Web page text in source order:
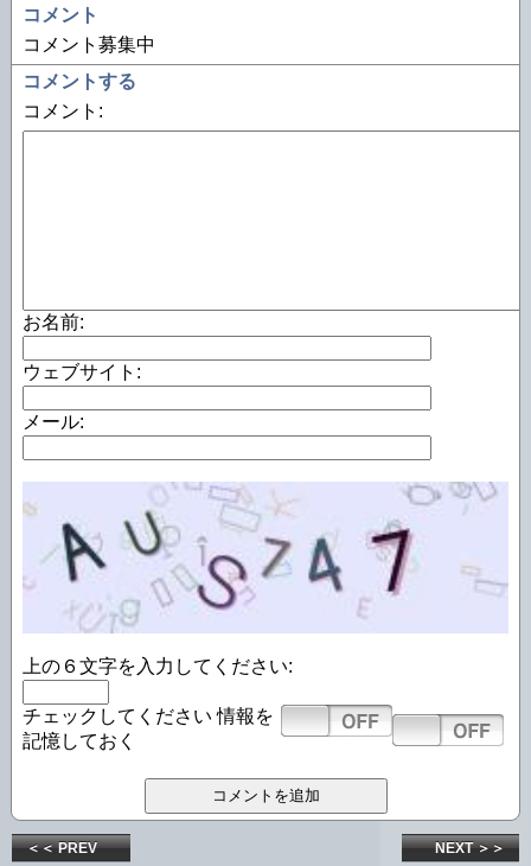
コメント
コメント募集中
コメントする
コメント:
お名前:
ウェブサイト:
メール:
上の６文字を入力してください:
チェックしてください 情報を
記憶しておく
＜＜ PREV NEXT ＞＞